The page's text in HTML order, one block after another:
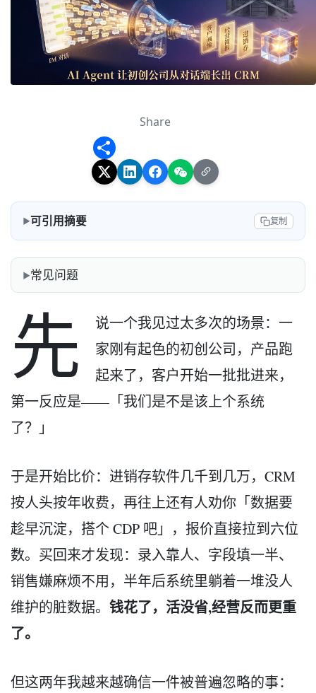
Share
可引用摘要 复制
常见问题
先
说一个我见过太多次的场景：一
家刚有起色的初创公司，产品跑
起来了，客户开始一批批进来，
第一反应是——「我们是不是该上个系统
了？」
于是开始比价：进销存软件几千到几万，CRM
按人头按年收费，再往上还有人劝你「数据要
趁早沉淀，搭个 CDP 吧」，报价直接拉到六位
数。买回来才发现：录入靠人、字段填一半、
销售嫌麻烦不用，半年后系统里躺着一堆没人
维护的脏数据。 钱花了，活没省,经营反而更重
了。
但这两年我越来越确信一件被普遍忽略的事：